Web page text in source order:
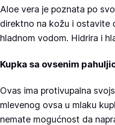
Aloe vera je poznata po
direktno na kožu i ostavite
hladnom vodom. Hidrira i
Kupka sa ovsenim
Ovas ima protivupalna
mlevenog ovsa u mlaku
nemate mogućnost da